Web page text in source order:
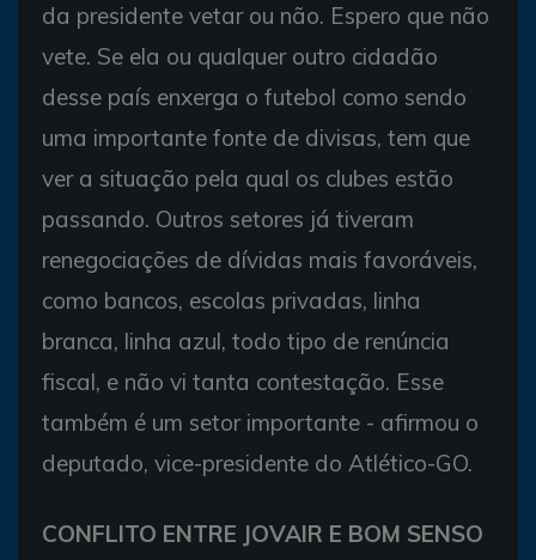
da presidente vetar ou não. Espero que não
vete. Se ela ou qualquer outro cidadão
desse país enxerga o futebol como sendo
uma importante fonte de divisas, tem que
ver a situação pela qual os clubes estão
passando. Outros setores já tiveram
renegociações de dívidas mais favoráveis,
como bancos, escolas privadas, linha
branca, linha azul, todo tipo de renúncia
fiscal, e não vi tanta contestação. Esse
também é um setor importante - afirmou o
deputado, vice-presidente do Atlético-GO.
CONFLITO ENTRE JOVAIR E BOM SENSO